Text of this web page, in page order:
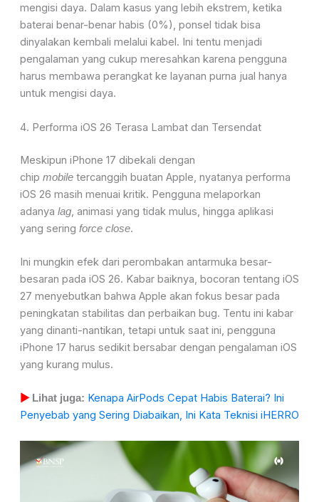
mengisi daya. Dalam kasus yang lebih ekstrem, ketika
baterai benar-benar habis (0%), ponsel tidak bisa
dinyalakan kembali melalui kabel. Ini tentu menjadi
pengalaman yang cukup meresahkan karena pengguna
harus membawa perangkat ke layanan purna jual hanya
untuk mengisi daya.
4. Performa iOS 26 Terasa Lambat dan Tersendat
Meskipun iPhone 17 dibekali dengan
chip mobiletercanggih buatan Apple, nyatanya performa
iOS 26 masih menuai kritik. Pengguna melaporkan
adanya lag, animasi yang tidak mulus, hingga aplikasi
yang sering force close.
Ini mungkin efek dari perombakan antarmuka besar-
besaran pada iOS 26. Kabar baiknya, bocoran tentang iOS
27 menyebutkan bahwa Apple akan fokus besar pada
peningkatan stabilitas dan perbaikan bug. Tentu ini kabar
yang dinanti-nantikan, tetapi untuk saat ini, pengguna
iPhone 17 harus sedikit bersabar dengan pengalaman iOS
yang kurang mulus.
▶Lihat juga: Kenapa AirPods Cepat Habis Baterai? Ini
Penyebab yang Sering Diabaikan, Ini Kata Teknisi iHERRO